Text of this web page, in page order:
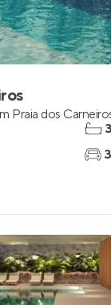
Praia dos
3